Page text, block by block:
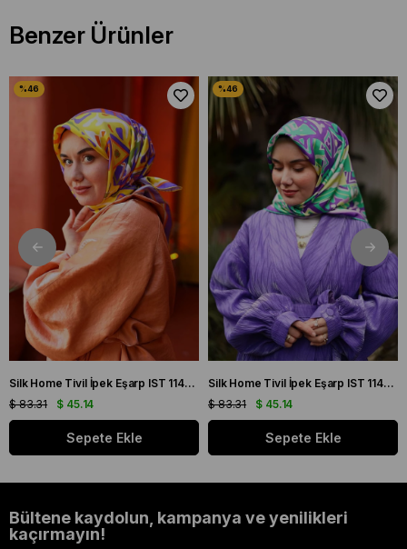
Benzer Ürünler
Silk Home Tivil İpek Eşarp IST 11427 - 22 Sarı, Mor, Turuncu, Yeşil
$ 45.14
$ 83.31
Sepete Ekle
Silk Home Tivil İpek Eşarp IST 11427 - 15 Mor, Pembe, Yeşil, Sarı
$ 45.14
$ 83.31
Sepete Ekle
Bültene kaydolun, kampanya ve yenilikleri
kaçırmayın!